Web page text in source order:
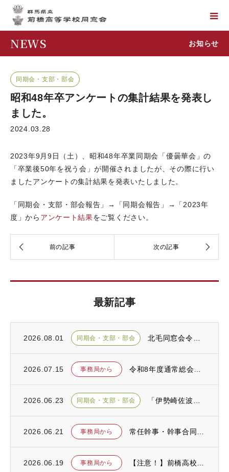
NEWS お知らせ
同期会・支部・部会
昭和48年卒アンケートの集計結果を発表し
ました。
2024.03.28
2023年9月9日（土）、昭和48年卒業同期会「優曇華会」の
「卒業後50年を祝う会」が開催されましたが、その際に行い
ましたアンケートの集計結果を発表いたしました。
「同期会・支部・部会報告」→「同期会報告」→「2023年
度」から アンケート結果をご覧ください。
最新記事
2026.08.01 同期会・支部・部会
2026.07.15 事務局から
2026.06.23 同期会・支部・部会
2026.06.21 事務局から
2026.06.19 事務局から